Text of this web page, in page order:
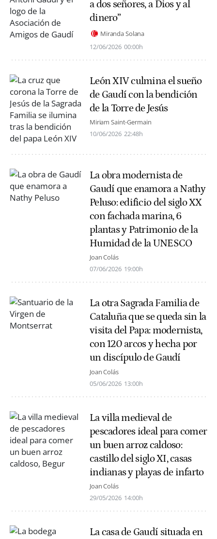
a dos señores, a Dios y al
dinero”
Miranda Solana
12/06/2026 00:00h
León XIV culmina el sueño
de Gaudí con la bendición
de la Torre de Jesús
Miriam Saint-Germain
10/06/2026 22:48h
La obra modernista de
Gaudí que enamora a Nathy
Peluso: edificio del siglo XX
con fachada marina, 6
plantas y Patrimonio de la
Humidad de la UNESCO
Joan Colás
07/06/2026 19:00h
La otra Sagrada Familia de
Cataluña que se queda sin la
visita del Papa: modernista,
con 120 arcos y hecha por
un discípulo de Gaudí
Joan Colás
05/06/2026 13:00h
La villa medieval de
pescadores ideal para comer
un buen arroz caldoso:
castillo del siglo XI, casas
indianas y playas de infarto
Joan Colás
29/05/2026 14:00h
La casa de Gaudí situada en